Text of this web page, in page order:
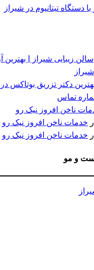
دستگاه تیتانیوم در شیراز
سالن زیبایی شیراز | بهترین
دکتر تزریق بوتاکس
تماس
ناخن افروز نیک رو
خدمات ناخن افروز نیک رو
خدمات ناخن افروز نیک رو
و مو